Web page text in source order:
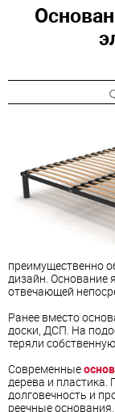
преимущественно
дизайн. Основание
отвечающей
Ранее вместо
доски, ДСП. На
теряли
Современные
дерева и
долговечность и
реечные